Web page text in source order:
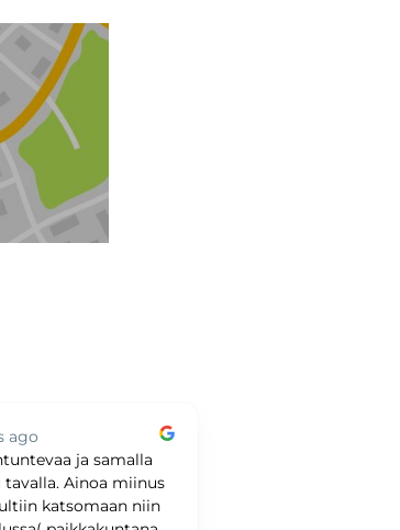
ago
ja samalla
tavalla. Ainoa miinus
katsomaan niin